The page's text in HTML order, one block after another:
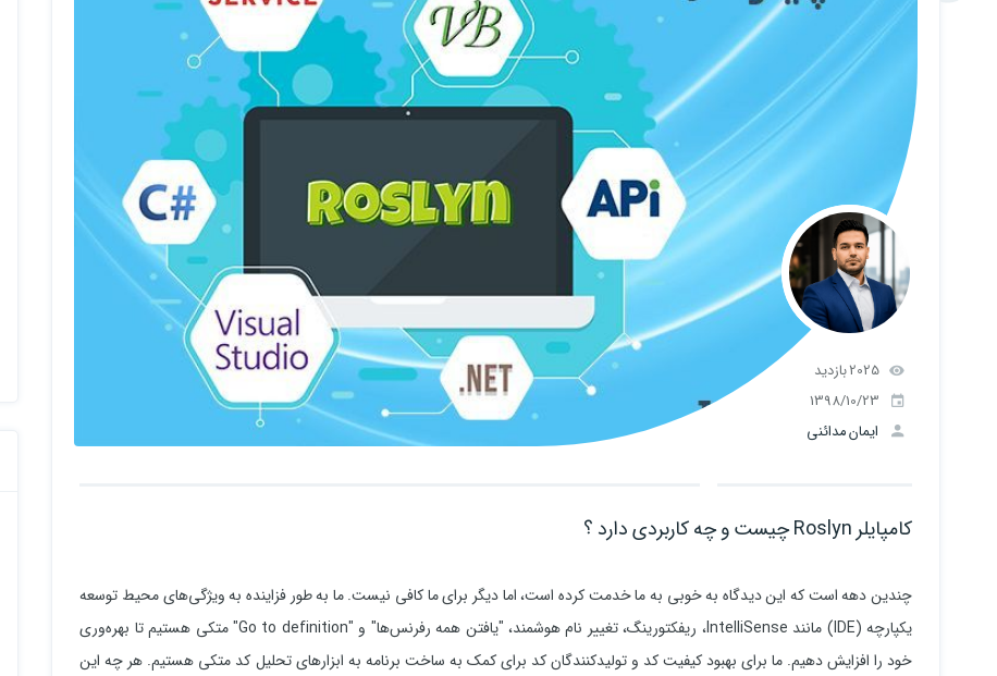
2025 بازدید
1398/10/23
ایمان مدائنی
کامپایلر Roslyn چیست و چه کاربردی دارد ؟
چندین دهه است که این دیدگاه به خوبی به ما خدمت کرده است، اما دیگر برای ما کافی نیست. ما به طور فزاینده به ویژگی‌های محیط توسعه
یکپارچه (IDE) مانند IntelliSense، ریفکتورینگ، تغییر نام هوشمند، "یافتن همه رفرنس‌ها" و "Go to definition" متکی هستیم تا بهره‌وری
خود را افزایش دهیم. ما برای بهبود کیفیت کد و تولیدکنندگان کد برای کمک به ساخت برنامه به ابزارهای تحلیل کد متکی هستیم. هر چه این